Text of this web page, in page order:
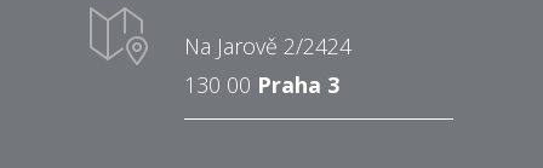
Na Jarově 2/2424
130 00 Praha 3